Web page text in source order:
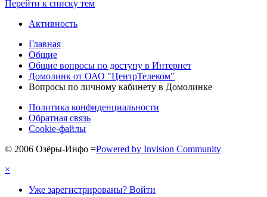
Перейти к списку тем
Активность
Главная
Общие
Общие вопросы по доступу в Интернет
Домолинк от ОАО "ЦентрТелеком"
Вопросы по личному кабинету в Домолинке
Политика конфиденциальности
Обратная связь
Cookie-файлы
© 2006 Озёры-Инфо =Powered by Invision Community
×
Уже зарегистрированы? Войти